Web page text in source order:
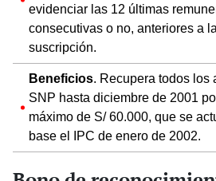
evidenciar las 12 últimas
consecutivas o no, anteriores a
suscripción.
Beneficios. Recupera todos los
SNP hasta diciembre de 2001
máximo de S/ 60.000, que se
base el IPC de enero de 2002.